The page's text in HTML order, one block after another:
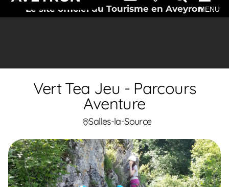
Le site officiel du Tourisme en AveyronMENU
Vert Tea Jeu - Parcours
Aventure
Salles-la-Source